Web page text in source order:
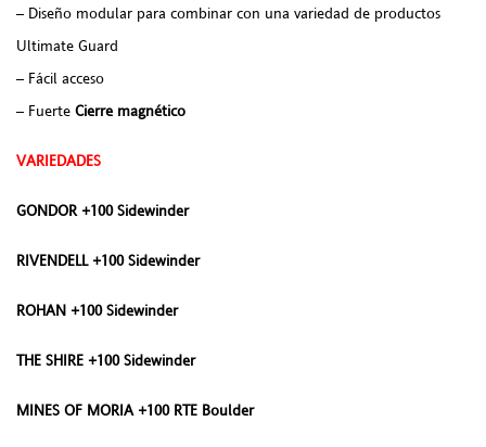
– Diseño modular para combinar con una variedad de productos
Ultimate Guard
– Fácil acceso
– Fuerte Cierre magnético
VARIEDADES
GONDOR +100 Sidewinder
RIVENDELL +100 Sidewinder
ROHAN +100 Sidewinder
THE SHIRE +100 Sidewinder
MINES OF MORIA +100 RTE Boulder